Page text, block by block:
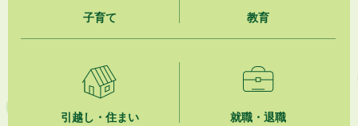
子育て 教育
引越し・住まい 就職・退職